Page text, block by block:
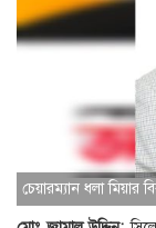
চেয়ারম্যান ধলা মিয়ার